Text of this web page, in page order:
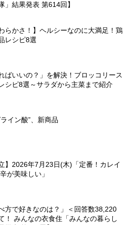
」結果発表 第614回】
らかさ！】ヘルシーなのに大満足！鶏
レシピ8選
ばいいの？」を解決！ブロッコリース
シピ8選～サラダから主菜まで紹介
イン酸”、新商品
】2026年7月23日(木)「定番！カレイ
が美味しい」
方で好きなのは？」＜回答数38,220
！ みんなの衣食住「みんなの暮らし